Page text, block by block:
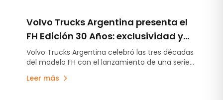
emprendedores.
Volvo Trucks Argentina presenta el
FH Edición 30 Años: exclusividad y
tecnología en un ícono del
transporte
Volvo Trucks Argentina celebró las tres décadas
del modelo FH con el lanzamiento de una serie
especial limitada, que combina innovación,
diseño exclusivo y alto desempeño.
Leer más